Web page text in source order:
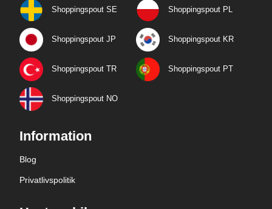
Shoppingspout SE Shoppingspout PL
Shoppingspout JP Shoppingspout KR
Shoppingspout TR Shoppingspout PT
Shoppingspout NO
Information
Blog
Privatlivspolitik